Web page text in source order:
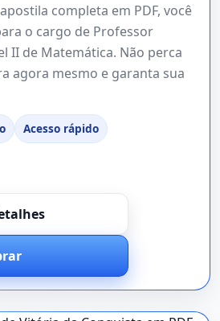
completa em PDF, você
o cargo de Professor
II de Matemática. Não perca
agora mesmo e garanta sua
Acesso rápido